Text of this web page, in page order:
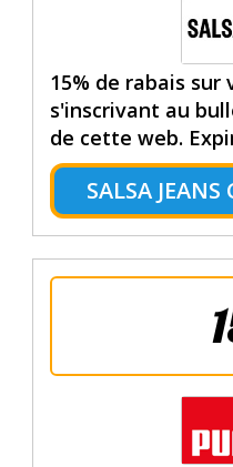
15% de rabais sur
s'inscrivant au
de cette web.
SALSA